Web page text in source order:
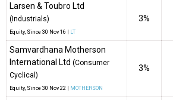
Larsen & Toubro Ltd
(Industrials)
Equity , Since 30 Nov 16 | LT
3%
Samvardhana Motherson
International Ltd (Consumer
Cyclical)
Equity , Since 30 Nov 22 | MOTHERSON
3%